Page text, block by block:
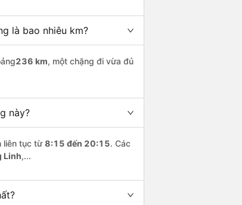
là bao nhiêu km?
236 km, một chặng đi vừa đủ
này?
liên tục từ 8:15 đến 20:15. Các
Linh,...